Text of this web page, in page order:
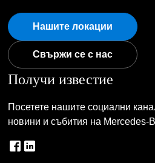
Нашите локации
Свържи се с нас
Получи известие
Посетете нашите социални
новини и събития на Mercedes-